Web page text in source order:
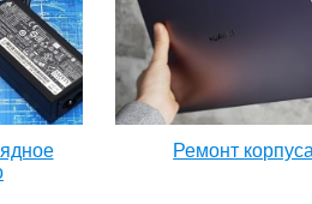
Ремонт корпуса